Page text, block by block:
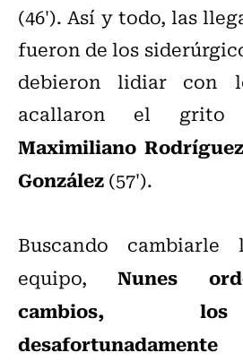
(46'). Así y todo, las
fueron de los
debieron lidiar con
acallaron el
Maximiliano Rodríguez
González(57').
Buscando
equipo,Nunes
cambios,